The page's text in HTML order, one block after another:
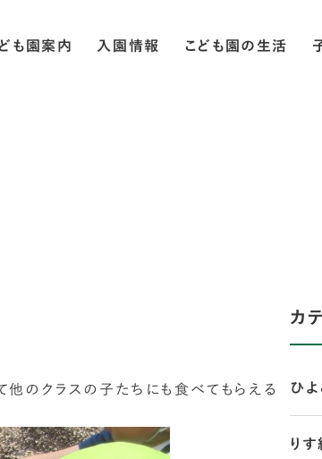
も園案内 入園情報 こども園の生活
他のクラスの子たちにも食べてもらえる
カ
ひよ
りす